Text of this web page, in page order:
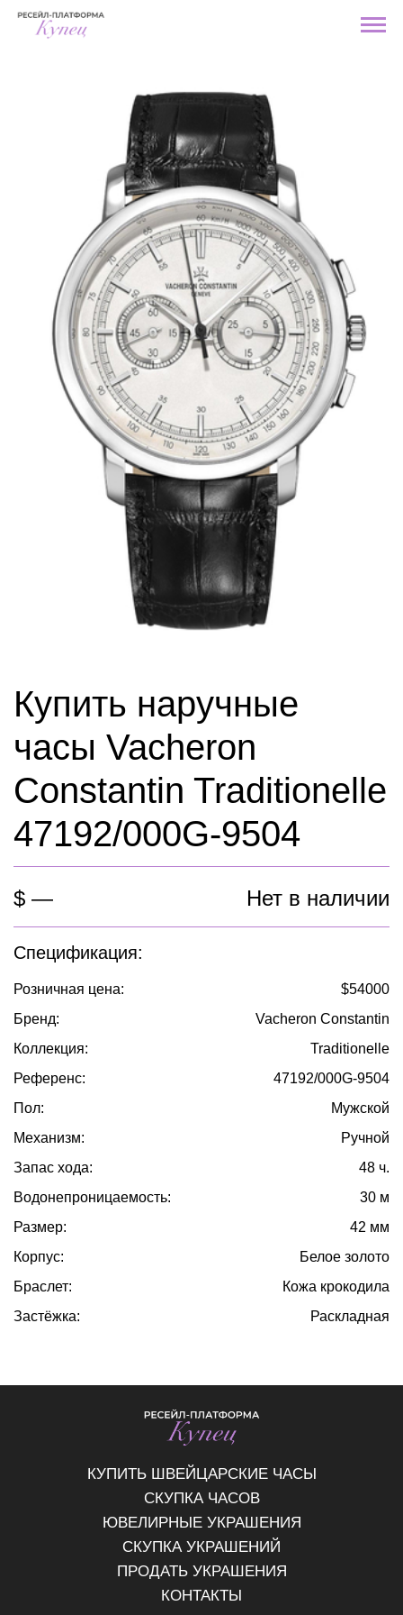
Купить наручные
часы Vacheron
Constantin Traditionelle
47192/000G-9504
$ — Нет в наличии
Спецификация:
Розничная цена:
$54000
Бренд:
Vacheron Constantin
Коллекция:
Traditionelle
Референс:
47192/000G-9504
Пол:
Мужской
Механизм:
Ручной
Запас хода:
48 ч.
Водонепроницаемость:
30 м
Размер:
42 мм
Корпус:
Белое золото
Браслет:
Кожа крокодила
Застёжка:
Раскладная
КУПИТЬ ШВЕЙЦАРСКИЕ ЧАСЫ
СКУПКА ЧАСОВ
ЮВЕЛИРНЫЕ УКРАШЕНИЯ
СКУПКА УКРАШЕНИЙ
ПРОДАТЬ УКРАШЕНИЯ
КОНТАКТЫ